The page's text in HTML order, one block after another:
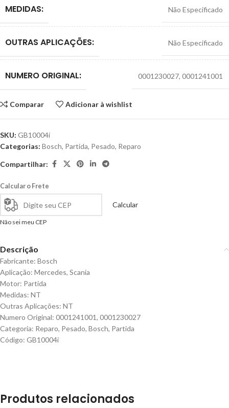
MEDIDAS: Não Especificado
OUTRAS APLICAÇÕES: Não Especificado
NUMERO ORIGINAL: 0001230027, 0001241001
Comparar Adicionar à wishlist
SKU: GB10004i
Categorias: Bosch, Partida, Pesado, Reparo
Compartilhar:
Calcular o Frete
Calcular
Não sei meu CEP
Descrição
Fabricante: Bosch
Aplicação: Mercedes, Scania
Motor: Partida
Medidas: NT
Outras Aplicações: NT
Numero Original: 0001241001, 0001230027
Categoria: Reparo, Pesado, Bosch, Partida
Código: GB10004i
Produtos relacionados